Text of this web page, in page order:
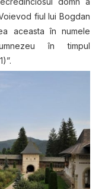
fiul lui Bogdan
aceasta în numele
în timpul